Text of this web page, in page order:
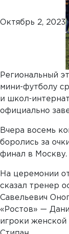
Октябрь 2, 2023
Региональный
мини-футболу
и школ-
официально
Вчера восемь
боролись за
финал в Москву.
На церемонии
сказал тренер
Савельевич
«Ростов» —
игроки